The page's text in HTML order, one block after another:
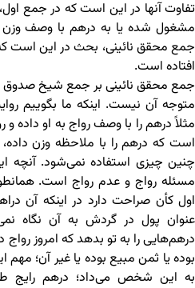
تفاوت آنها در این است که در جمع
مشغول شده یا به درهم با وصف
جمع محقق نائینی، بحث در این است که
افتاده است.
جمع محقق نائینی بر جمع شیخ صدوق
متوجه آن نیست. اینکه ما بگوییم
مثلاً درهم را با وصف رواج به او
است که درهم را با ملاحظه وزن
چنین چیزی استفاده نمی‌شود. آنچه
مسئله رواج و عدم رواج است.
اول کأن صراحت دارد در اینکه آن
عنوان پول در گردش به آن نگاه
درهم‌هایی را به تو بدهد که امروز
بوده یا ثمن مبیع بوده یا غیر آن؛
به این شخص می‌داد؛ درهم رایج